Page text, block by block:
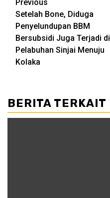
Post
navigation
Previous
Setelah Bone, Diduga
Penyelundupan BBM
Bersubsidi Juga Terjadi di
Pelabuhan Sinjai Menuju
Kolaka
BERITA TERKAIT